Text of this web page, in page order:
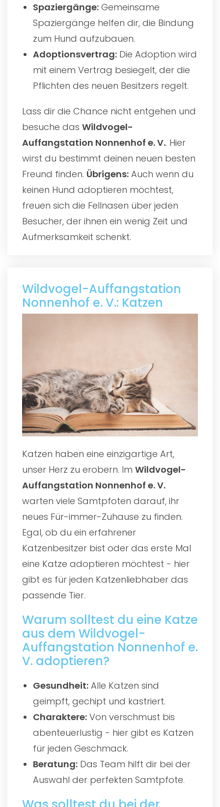
Spaziergänge: Gemeinsame
Spaziergänge helfen dir, die Bindung
zum Hund aufzubauen.
Adoptionsvertrag: Die Adoption wird
mit einem Vertrag besiegelt, der die
Pflichten des neuen Besitzers regelt.
Lass dir die Chance nicht entgehen und
besuche das Wildvogel-
Auffangstation Nonnenhof e. V.. Hier
wirst du bestimmt deinen neuen besten
Freund finden. Übrigens: Auch wenn du
keinen Hund adoptieren möchtest,
freuen sich die Fellnasen über jeden
Besucher, der ihnen ein wenig Zeit und
Aufmerksamkeit schenkt.
Wildvogel-Auffangstation
Nonnenhof e. V.: Katzen
Katzen haben eine einzigartige Art,
unser Herz zu erobern. Im Wildvogel-
Auffangstation Nonnenhof e. V.
warten viele Samtpfoten darauf, ihr
neues Für-immer-Zuhause zu finden.
Egal, ob du ein erfahrener
Katzenbesitzer bist oder das erste Mal
eine Katze adoptieren möchtest - hier
gibt es für jeden Katzenliebhaber das
passende Tier.
Warum solltest du eine Katze
aus dem Wildvogel-
Auffangstation Nonnenhof e.
V. adoptieren?
Gesundheit: Alle Katzen sind
geimpft, gechipt und kastriert.
Charaktere: Von verschmust bis
abenteuerlustig - hier gibt es Katzen
für jeden Geschmack.
Beratung: Das Team hilft dir bei der
Auswahl der perfekten Samtpfote.